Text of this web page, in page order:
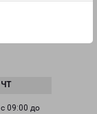
с 09:00 до